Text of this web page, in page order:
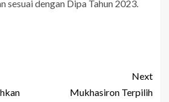
sesuai dengan Dipa Tahun 2023.
Next
Mukhasiron Terpilih